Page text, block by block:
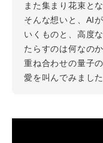
また集まり花束と
そんな想いと、AI
いくものと、高度
たらすのは何なのか
重ね合わせの量子
愛を叫んでみました